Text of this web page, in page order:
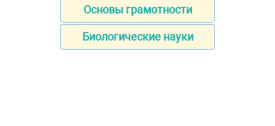
Основы грамотности
Биологические науки